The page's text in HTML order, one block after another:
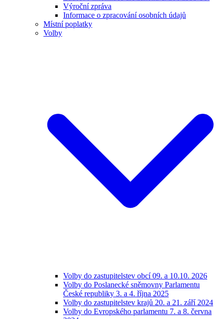
Výroční zpráva
Informace o zpracování osobních údajů
Místní poplatky
Volby
Volby do zastupitelstev obcí 09. a 10.10. 2026
Volby do Poslanecké sněmovny Parlamentu
České republiky 3. a 4. října 2025
Volby do zastupitelstev krajů 20. a 21. září 2024
Volby do Evropského parlamentu 7. a 8. června